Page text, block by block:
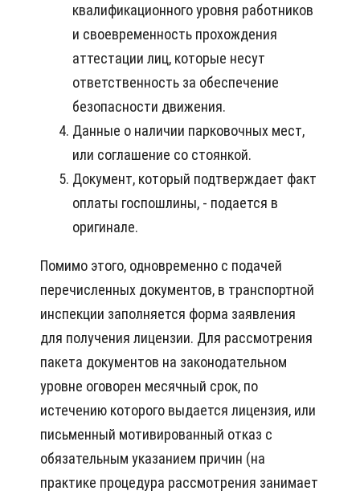
квалификационного уровня работников
и своевременность прохождения
аттестации лиц, которые несут
ответственность за обеспечение
безопасности движения.
Данные о наличии парковочных мест,
или соглашение со стоянкой.
Документ, который подтверждает факт
оплаты госпошлины, - подается в
оригинале.
Помимо этого, одновременно с подачей
перечисленных документов, в транспортной
инспекции заполняется форма заявления
для получения лицензии. Для рассмотрения
пакета документов на законодательном
уровне оговорен месячный срок, по
истечению которого выдается лицензия, или
письменный мотивированный отказ с
обязательным указанием причин (на
практике процедура рассмотрения занимает